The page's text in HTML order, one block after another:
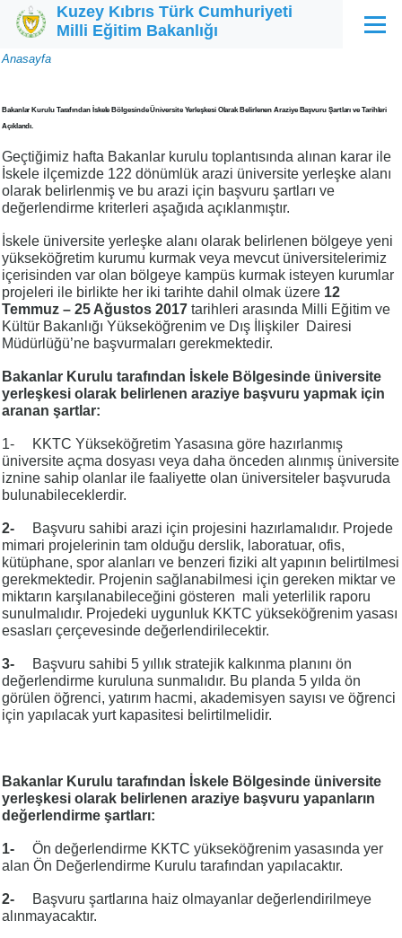
Ana içeriğe atla
Kuzey Kıbrıs Türk Cumhuriyeti
Milli Eğitim Bakanlığı
Menü
Sayfa
Anasayfa
Bakanlar Kurulu Tarafından İskele Bölgesinde Üniversite Yerleşkesi Olarak Belirlenen Araziye Başvuru Şartları ve Tarihleri
Açıklandı.
Geçtiğimiz hafta Bakanlar kurulu toplantısında alınan karar ile
İskele ilçemizde 122 dönümlük arazi üniversite yerleşke alanı
olarak belirlenmiş ve bu arazi için başvuru şartları ve
değerlendirme kriterleri aşağıda açıklanmıştır.
İskele üniversite yerleşke alanı olarak belirlenen bölgeye yeni
yükseköğretim kurumu kurmak veya mevcut üniversitelerimiz
içerisinden var olan bölgeye kampüs kurmak isteyen kurumlar
projeleri ile birlikte her iki tarihte dahil olmak üzere 12
Temmuz – 25 Ağustos 2017 tarihleri arasında Milli Eğitim ve
Kültür Bakanlığı Yükseköğrenim ve Dış İlişkiler Dairesi
Müdürlüğü’ne başvurmaları gerekmektedir.
Bakanlar Kurulu tarafından İskele Bölgesinde üniversite
yerleşkesi olarak belirlenen araziye başvuru yapmak için
aranan şartlar:
1- KKTC Yükseköğretim Yasasına göre hazırlanmış
üniversite açma dosyası veya daha önceden alınmış üniversite
iznine sahip olanlar ile faaliyette olan üniversiteler başvuruda
bulunabileceklerdir.
2-
Başvuru sahibi arazi için projesini hazırlamalıdır. Projede
mimari projelerinin tam olduğu derslik, laboratuar, ofis,
kütüphane, spor alanları ve benzeri fiziki alt yapının belirtilmesi
gerekmektedir. Projenin sağlanabilmesi için gereken miktar ve
miktarın karşılanabileceğini gösteren mali yeterlilik raporu
sunulmalıdır. Projedeki uygunluk KKTC yükseköğrenim yasası
esasları çerçevesinde değerlendirilecektir.
3-
Başvuru sahibi 5 yıllık stratejik kalkınma planını ön
değerlendirme kuruluna sunmalıdır. Bu planda 5 yılda ön
görülen öğrenci, yatırım hacmi, akademisyen sayısı ve öğrenci
için yapılacak yurt kapasitesi belirtilmelidir.
Bakanlar Kurulu tarafından İskele Bölgesinde üniversite
yerleşkesi olarak belirlenen araziye başvuru yapanların
değerlendirme şartları:
1- Ön değerlendirme KKTC yükseköğrenim yasasında yer
alan Ön Değerlendirme Kurulu tarafından yapılacaktır.
2-
Başvuru şartlarına haiz olmayanlar değerlendirilmeye
alınmayacaktır.